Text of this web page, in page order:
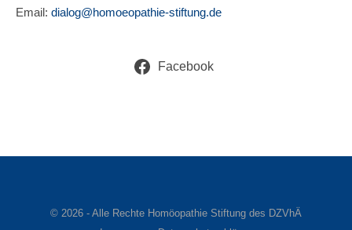
Email: dialog@homoeopathie-stiftung.de
Facebook
© 2026 - Alle Rechte Homöopathie Stiftung des DZVhÄ